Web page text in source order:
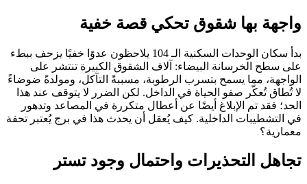
واجهة بها شقوق تحكي قصة خفية
بدأ سكان الوحدات السكنية الـ 104 يلاحظون عدوًا خفيًا يزحف ببطء
على سطح الخرسانة البيضاء: آلاف الشقوق الكبيرة تنتشر على
الواجهة، مما يسمح بتسرب الرطوبة، مسببةً التآكل، ومولدةً ضوضاءً
لا تُطاق تُعكّر صفو الحياة في الداخل. لكن الضرر لا يتوقف عند هذا
الحد؛ فقد تم الإبلاغ أيضًا عن أعطال متكررة في المصاعد وتدهور
في التشطيبات الداخلية. كيف يُعقل أن يحدث هذا في برج يُعتبر تحفة
معمارية؟
تجاهل التحذيرات واحتمال وجود تستر